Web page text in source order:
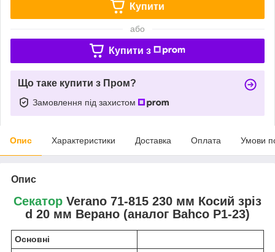
Купити
або
Купити з
Що таке купити з Пром?
Замовлення під захистом
Опис Характеристики Доставка Оплата Умови
Опис
Секатор Verano 71-815 230 мм Косий зріз
d 20 мм Верано (аналог Bahco P1-23)
Основні